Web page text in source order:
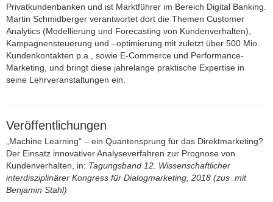
Privatkundenbanken und ist Marktführer im Bereich Digital Banking.
Martin Schmidberger verantwortet dort die Themen Customer
Analytics (Modellierung und Forecasting von Kundenverhalten),
Kampagnensteuerung und –optimierung mit zuletzt über 500 Mio.
Kundenkontakten p.a., sowie E-Commerce und Performance-
Marketing, und bringt diese jahrelange praktische Expertise in
seine Lehrveranstaltungen ein.
Veröffentlichungen
„Machine Learning“ – ein Quantensprung für das Direktmarketing?
Der Einsatz innovativer Analyseverfahren zur Prognose von
Kundenverhalten, in: Tagungsband 12. Wissenschaftlicher
interdisziplinärer Kongress für Dialogmarketing, 2018 (zus .mit
Benjamin Stahl)